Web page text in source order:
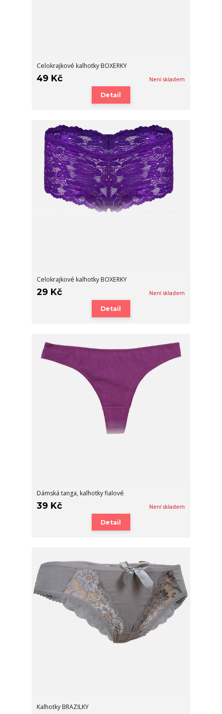
Celokrajkové kalhotky BOXERKY
49 Kč Není skladem
Detail
Celokrajkové kalhotky BOXERKY
29 Kč Není skladem
Detail
Dámská tanga, kalhotky fialové
39 Kč Není skladem
Detail
Kalhotky BRAZILKY